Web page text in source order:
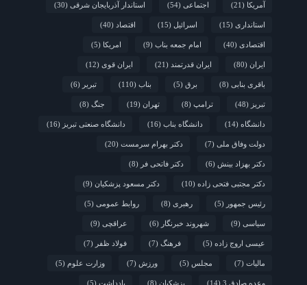
آمریکا (21) اجتماعی (54) استاندار آذربایجان شرقی (30)
استانداری (15) اسرائیل (15) اقتصاد (40)
اقتصادی (40) امام جمعه بناب (9) امریکا (5)
ایران (80) ایران قدرتمند (21) ایران قوی (12)
باقری بنابی (8) برق (5) بناب (110) تبریر (6)
تبریز (48) ترامپ (8) تهران (19) جنگ (8)
دانشگاه (14) دانشگاه بناب (16) دانشگاه صنعتی تبریز (16)
دولت وفاق ملی (7) دکتر بهرام سرمست (20)
دکتر بهزاد بینش (6) دکتر فاتحی فر (8)
دکتر مجتبی فتحی زاده (10) دکتر مسعود پزشکیان (9)
رئیس جمهور (5) رهبری (8) روابط عمومی (5)
سیاسی (9) شهروند خبرنگار (6) عراقچی (9)
عیسی اروج زاده (5) فرهنگ (7) فولاد ظفر (7)
مالیات (7) مجلس (5) ورزش (7) وزارت علوم (5)
وعده صادق 3 (14) پزشکیان (8) یادداشت (5)